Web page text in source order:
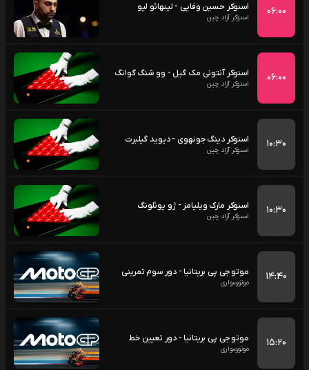
۰۶:۰۰ اسنوکر حسین وفایی - لینهائو لیو
اسنوکر آزاد چین
۰۶:۰۰ اسنوکر آنتونی مک گیل - وو شنگ گوانگ
اسنوکر آزاد چین
۱۰:۳۰ اسنوکر دینگ جونهوی - دیوید گیلبرت
اسنوکر آزاد چین
۱۰:۳۰ اسنوکر مارک ویلیامز - ژو یوئلونگ
اسنوکر آزاد چین
۱۴:۴۰ موتو جی پی بریتانیا - دور سوم تمرینی
موتورسواری
۱۵:۲۰ موتو جی پی بریتانیا - دور تعیین خط
موتورسواری